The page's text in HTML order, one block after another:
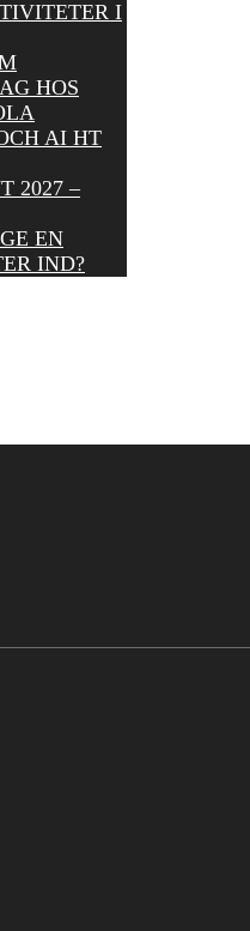
I
HOS
AI HT
2027 –
EN
IND?